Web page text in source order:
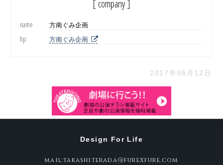
[ company ]
name 方南ぐみ企画
hp 方南ぐみ企画
2017年05月12日
Design For Life
mail:takashiterada@furexfure.com